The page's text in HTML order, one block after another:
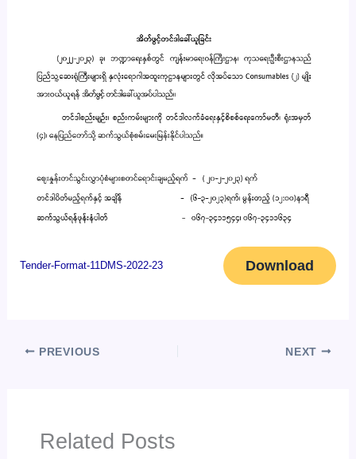
Tender-Format-11DMS-2022-23 Download
PREVIOUS NEXT
Related Posts